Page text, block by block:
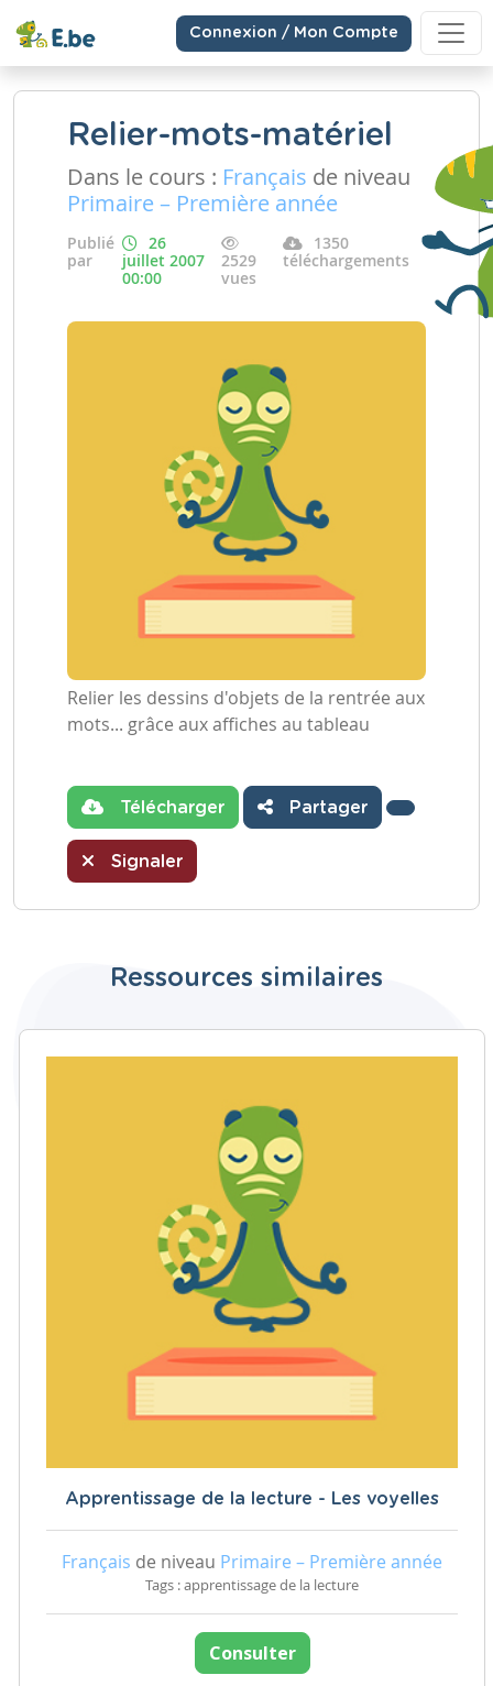
Connexion / Mon Compte
Relier-mots-matériel
Dans le cours : Français de niveau
Primaire – Première année
Publié
par
26
juillet 2007
00:00
2529
vues
1350
téléchargements
Relier les dessins d'objets de la rentrée aux
mots... grâce aux affiches au tableau
Télécharger Partager
Signaler
Ressources similaires
Apprentissage de la lecture - Les voyelles
Français de niveau Primaire – Première année
Tags : apprentissage de la lecture
Consulter